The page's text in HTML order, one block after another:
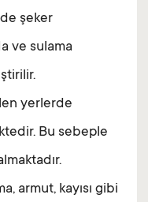
şeker
ve sulama
yerlerde
Bu sebeple
armut, kayısı gibi